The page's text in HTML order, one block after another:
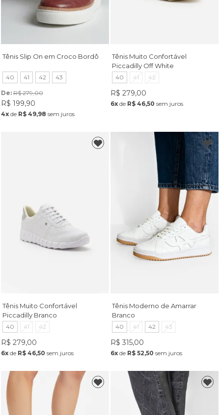
Tênis Slip On em Croco Bordô
40 41 42 43
De: R$ 279,00
R$ 199,90
4xde R$ 49,98 sem juros
Tênis Muito Confortável
Piccadilly Off White
40 41 42
R$ 279,00
6x de R$ 46,50 sem juros
Tênis Muito Confortável
Piccadilly Branco
40 41 42
R$ 279,00
6xde R$ 46,50 sem juros
Tênis Moderno de Amarrar
Branco
40 41 42 43
R$ 315,00
6x de R$ 52,50 sem juros